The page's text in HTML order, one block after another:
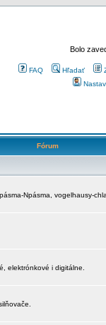
Bolo
FAQ Hľadať
Fórum
Npásma, vogelhausy-
elektrónkové i digitálne.